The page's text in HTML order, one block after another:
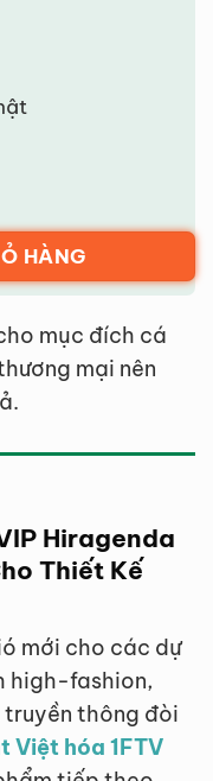
HÀNG
mục đích cá
mại nên
Hiragenda
Thiết Kế
mới cho các dự
high-fashion,
thông đòi
Việt hóa 1FTV